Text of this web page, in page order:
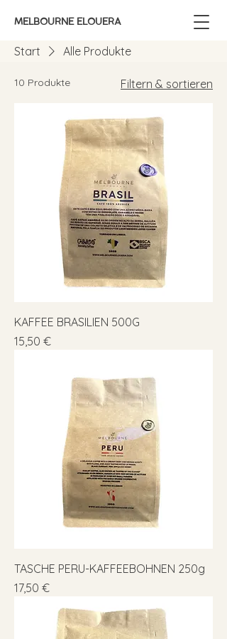
MELBOURNE ELOUERA
Start Alle Produkte
10 Produkte Filtern & sortieren
KAFFEE BRASILIEN 500G
Preis
15,50 €
TASCHE PERU-KAFFEEBOHNEN 250g
Preis
17,50 €